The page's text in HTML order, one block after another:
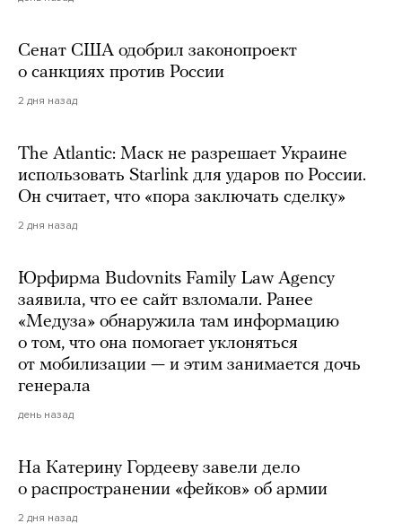
Сенат США одобрил законопроект
о санкциях против России
2 дня назад
The Atlantic: Маск не разрешает Украине
использовать Starlink для ударов по России.
Он считает, что «пора заключать сделку»
2 дня назад
Юрфирма Budovnits Family Law Agency
заявила, что ее сайт взломали. Ранее
«Медуза» обнаружила там информацию
о том, что она помогает уклоняться
от мобилизации — и этим занимается дочь
генерала
день назад
На Катерину Гордееву завели дело
о распространении «фейков» об армии
2 дня назад